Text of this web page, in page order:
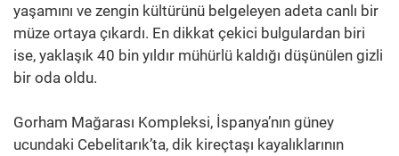
yaşamını ve zengin kültürünü belgeleyen adeta canlı bir
müze ortaya çıkardı. En dikkat çekici bulgulardan biri
ise, yaklaşık 40 bin yıldır mühürlü kaldığı düşünülen gizli
bir oda oldu.
Gorham Mağarası Kompleksi, İspanya’nın güney
ucundaki Cebelitarık’ta, dik kireçtaşı kayalıklarının